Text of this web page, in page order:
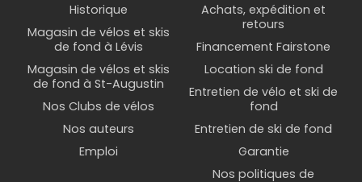
Historique
Magasin de vélos et skis
de fond à Lévis
Magasin de vélos et skis
de fond à St-Augustin
Nos Clubs de vélos
Nos auteurs
Emploi
Achats, expédition et
retours
Financement Fairstone
Location ski de fond
Entretien de vélo et ski de
fond
Entretien de ski de fond
Garantie
Nos politiques de